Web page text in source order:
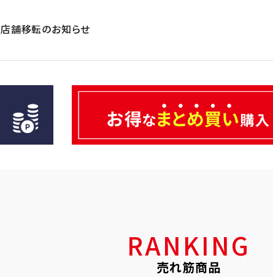
覧
サプリメント・ドリンク一覧
店舗移転のお知らせ
RANKING
売れ筋商品